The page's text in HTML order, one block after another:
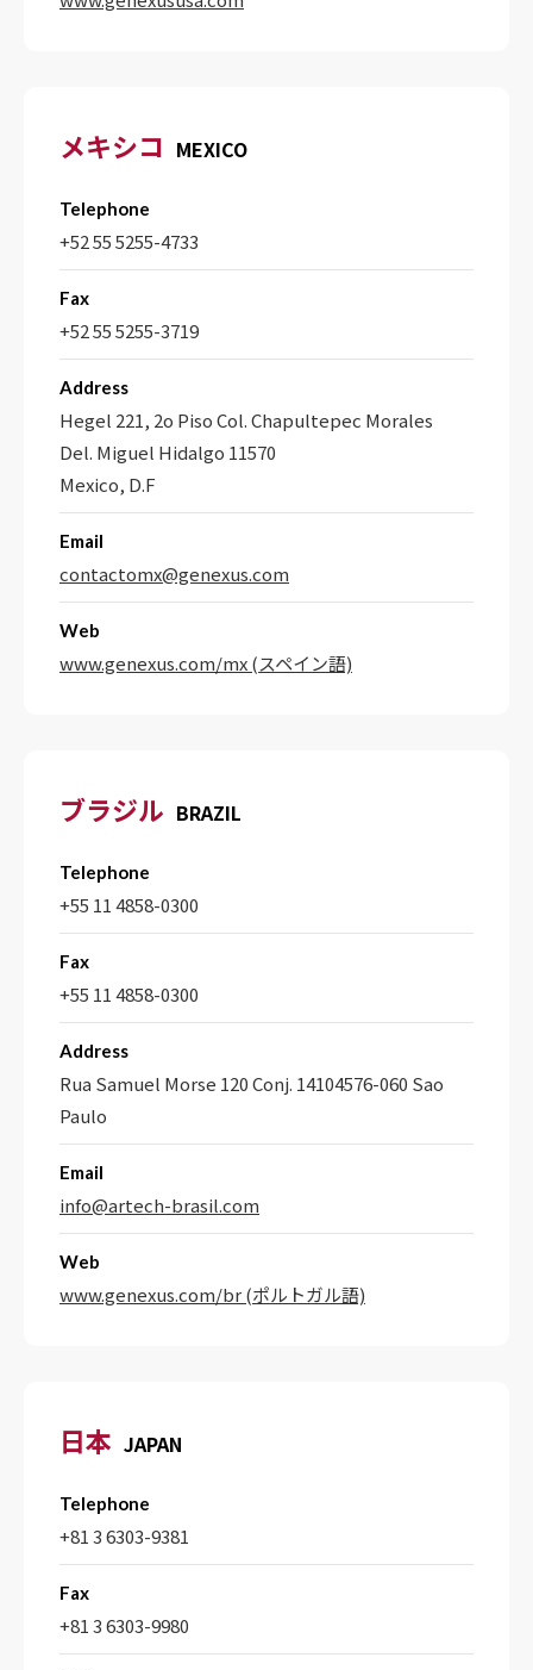
メキシコ MEXICO
Telephone
+52 55 5255-4733
Fax
+52 55 5255-3719
Address
Hegel 221, 2o Piso Col. Chapultepec Morales
Del. Miguel Hidalgo 11570
Mexico, D.F
Email
contactomx@genexus.com
Web
www.genexus.com/mx (スペイン語)
ブラジル BRAZIL
Telephone
+55 11 4858-0300
Fax
+55 11 4858-0300
Address
Rua Samuel Morse 120 Conj. 14104576-060 Sao
Paulo
Email
info@artech-brasil.com
Web
www.genexus.com/br (ポルトガル語)
日本 JAPAN
Telephone
+81 3 6303-9381
Fax
+81 3 6303-9980